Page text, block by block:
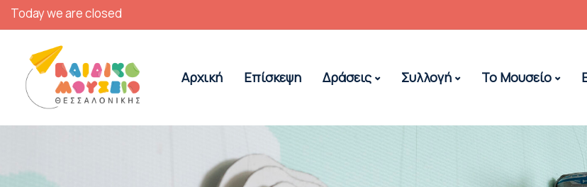
Today we are closed
Αρχική Επίσκεψη Δράσεις Συλλογή Το Μουσείο